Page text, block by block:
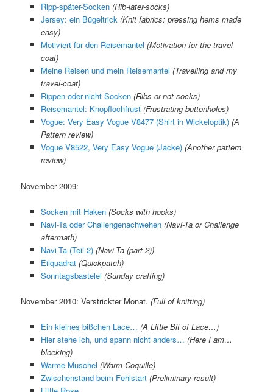
Ripp-später-Socken (Rib-later-socks)
Jersey: ein Bügeltrick (Knit fabrics: pressing hems made
easy)
Motiviert für den Reisemantel (Motivation for the travel
coat)
Meine Reisen und mein Reisemantel (Travelling and my
travel-coat)
Rippen-oder-nicht Socken (Ribs-or-not socks)
Reisemantel: Knopflochfrust (Frustrating buttonholes)
Vogue: Very Easy Vogue V8477 (Shirt in Wickeloptik) (A
Pattern review)
Vogue V8522, Very Easy Vogue (Jacke) (Another pattern
review)
November 2009:
Socken mit Haken(Socks with hooks)
Navi-Ta oder Challengenachwehen (Navi-Ta or Challenge
aftermath)
Navi-Ta (Teil 2)(Navi-Ta (part 2))
Eilquadrat(Quickpatch)
Sonntagsbastelei(Sunday crafting)
November 2010: Verstrickter Monat.(Full of knitting)
Ein kleines bißchen Lace… (A Little Bit of Lace…)
Hier stehe ich, und spann nicht anders… (Here I am…
blocking)
Warme Muschel (Warm Coquille)
Zwischenstand beim Fehlstart (Preliminary result)